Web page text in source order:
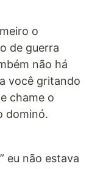
o
de guerra
não há
você gritando
chame o
dominó.
eu não estava